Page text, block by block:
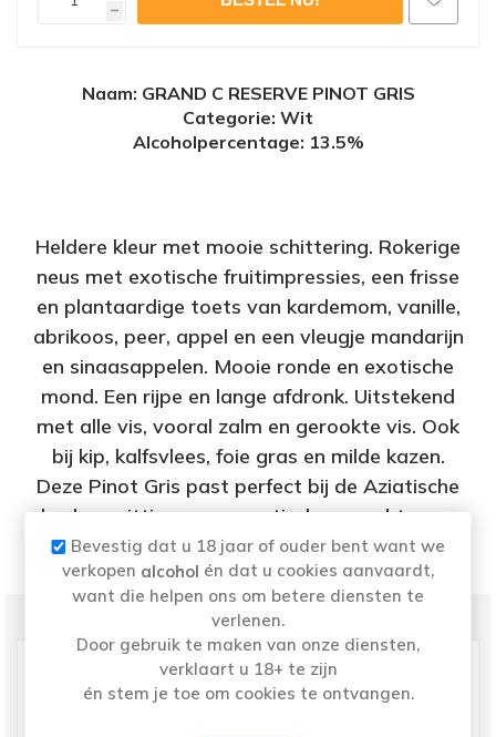
h
Naam: GRAND C RESERVE PINOT GRIS
Categorie: Wit
Alcoholpercentage: 13.5%
Heldere kleur met mooie schittering. Rokerige
neus met exotische fruitimpressies, een frisse
en plantaardige toets van kardemom, vanille,
abrikoos, peer, appel en een vleugje mandarijn
en sinaasappelen. Mooie ronde en exotische
mond. Een rijpe en lange afdronk. Uitstekend
met alle vis, vooral zalm en gerookte vis. Ook
bij kip, kalfsvlees, foie gras en milde kazen.
Deze Pinot Gris past perfect bij de Aziatische
keuken, pittige en aromatische gerechten en
paté.
PRODUCT SPECIFICATIES
Kleur Wit
Land Frankrijk
Bevestig dat u 18 jaar of ouder bent want we
verkopen alcohol én dat u cookies aanvaardt,
want die helpen ons om betere diensten te
verlenen.
Door gebruik te maken van onze diensten,
verklaart u 18+ te zijn
én stem je toe om cookies te ontvangen.